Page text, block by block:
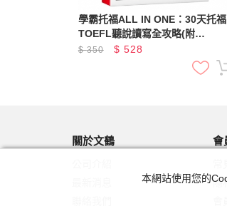
學霸托福ALL IN ONE：30天托福
TOEFL聽說讀寫全攻略(附
「Youtor App」內含VRP虛擬點讀
$350 $ 528
關於文鶴 會
隱
本網站使用您的